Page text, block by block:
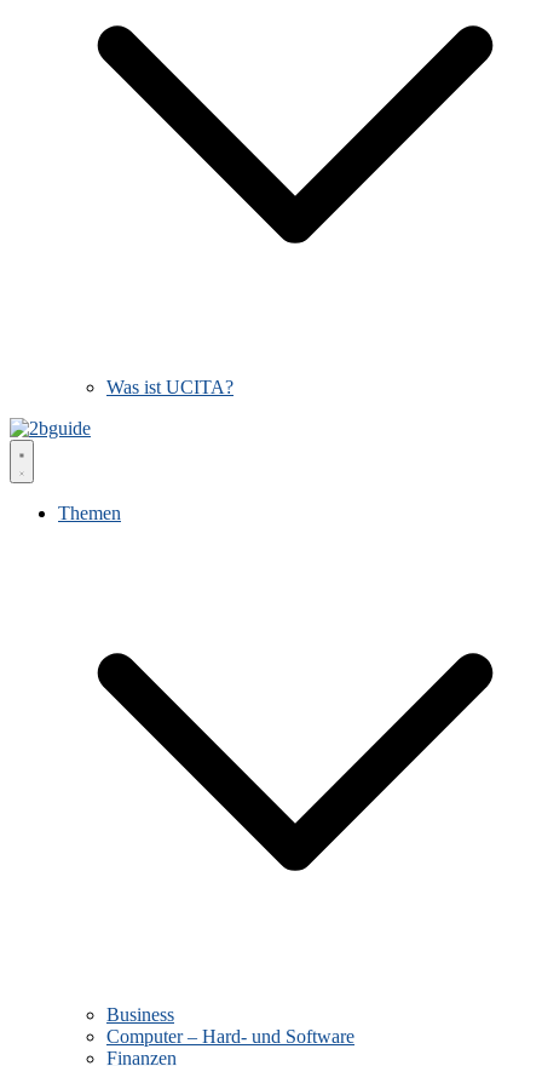
Was ist UCITA?
Themen
Business
Computer – Hard- und Software
Finanzen